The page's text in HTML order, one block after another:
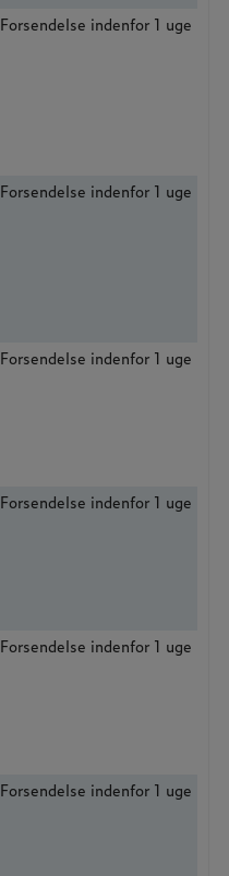
Forsendelse indenfor 1 uge
Forsendelse indenfor 1 uge
Forsendelse indenfor 1 uge
Forsendelse indenfor 1 uge
Forsendelse indenfor 1 uge
Forsendelse indenfor 1 uge